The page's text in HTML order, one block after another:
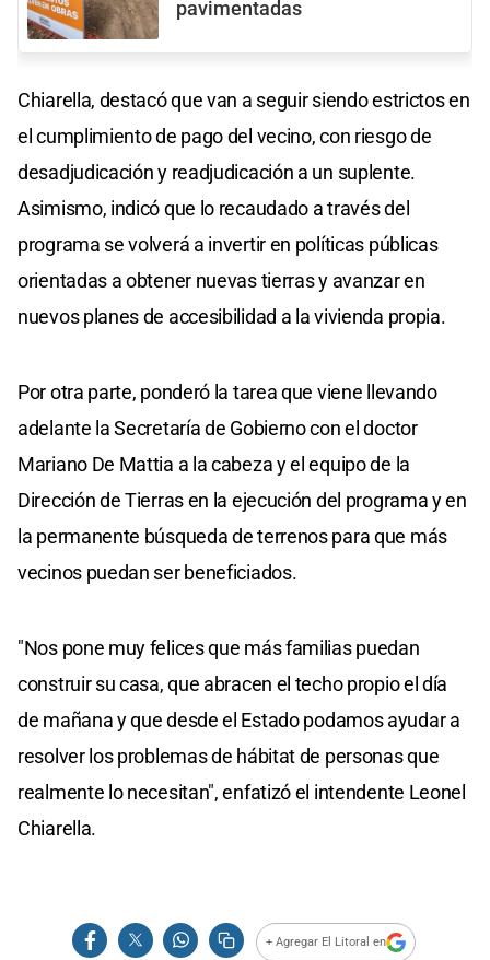
pavimentadas
Chiarella, destacó que van a seguir siendo estrictos en
el cumplimiento de pago del vecino, con riesgo de
desadjudicación y readjudicación a un suplente.
Asimismo, indicó que lo recaudado a través del
programa se volverá a invertir en políticas públicas
orientadas a obtener nuevas tierras y avanzar en
nuevos planes de accesibilidad a la vivienda propia.
Por otra parte, ponderó la tarea que viene llevando
adelante la Secretaría de Gobierno con el doctor
Mariano De Mattia a la cabeza y el equipo de la
Dirección de Tierras en la ejecución del programa y en
la permanente búsqueda de terrenos para que más
vecinos puedan ser beneficiados.
"Nos pone muy felices que más familias puedan
construir su casa, que abracen el techo propio el día
de mañana y que desde el Estado podamos ayudar a
resolver los problemas de hábitat de personas que
realmente lo necesitan", enfatizó el intendente Leonel
Chiarella.
+ Agregar El Litoral en